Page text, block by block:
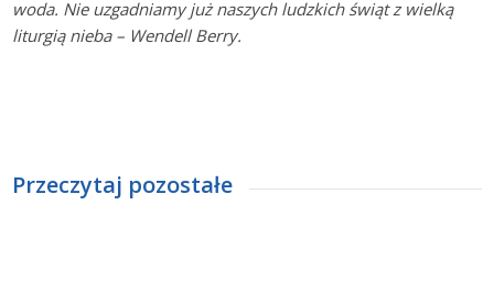
woda. Nie uzgadniamy już naszych ludzkich świąt z wielką
liturgią nieba – Wendell Berry.
Przeczytaj pozostałe